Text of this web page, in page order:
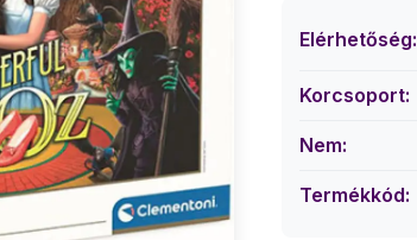
Elérhetőség:
Korcsoport:
Nem:
Termékkód: